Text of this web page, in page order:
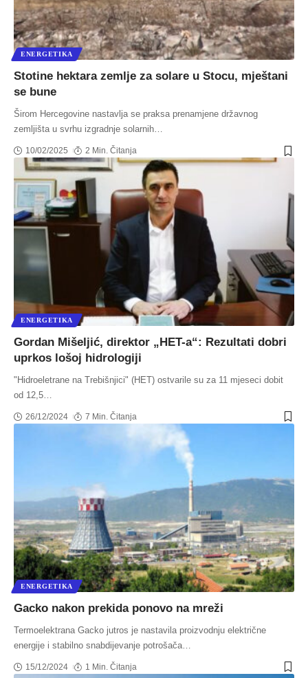
ENERGETIKA
Stotine hektara zemlje za solare u Stocu, mještani
se bune
Širom Hercegovine nastavlja se praksa prenamjene državnog
zemljišta u svrhu izgradnje solarnih…
10/02/2025 2 Min. Čitanja
ENERGETIKA
Gordan Mišeljić, direktor „HET-a“: Rezultati dobri
uprkos lošoj hidrologiji
"Hidroeletrane na Trebišnjici" (HET) ostvarile su za 11 mjeseci dobit
od 12,5
26/12/2024 7 Min. Čitanja
ENERGETIKA
Gacko nakon prekida ponovo na mreži
Termoelektrana Gacko jutros je nastavila proizvodnju električne
energije i stabilno snabdijevanje potrošača
15/12/2024 1 Min. Čitanja